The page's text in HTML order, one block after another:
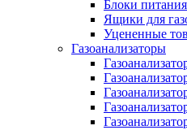
Блоки
Ящики для
Уцененные
Газоанализаторы